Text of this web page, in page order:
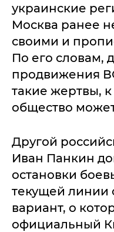
украинские
Москва ранее
своими и
По его словам,
продвижения
такие жертвы,
общество
Другой
Иван Панкин
остановки
текущей линии
вариант, о
официальный